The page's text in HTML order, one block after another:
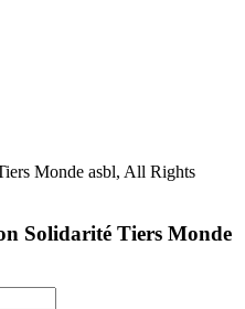
Monde asbl, All Rights
Solidarité Tiers Monde